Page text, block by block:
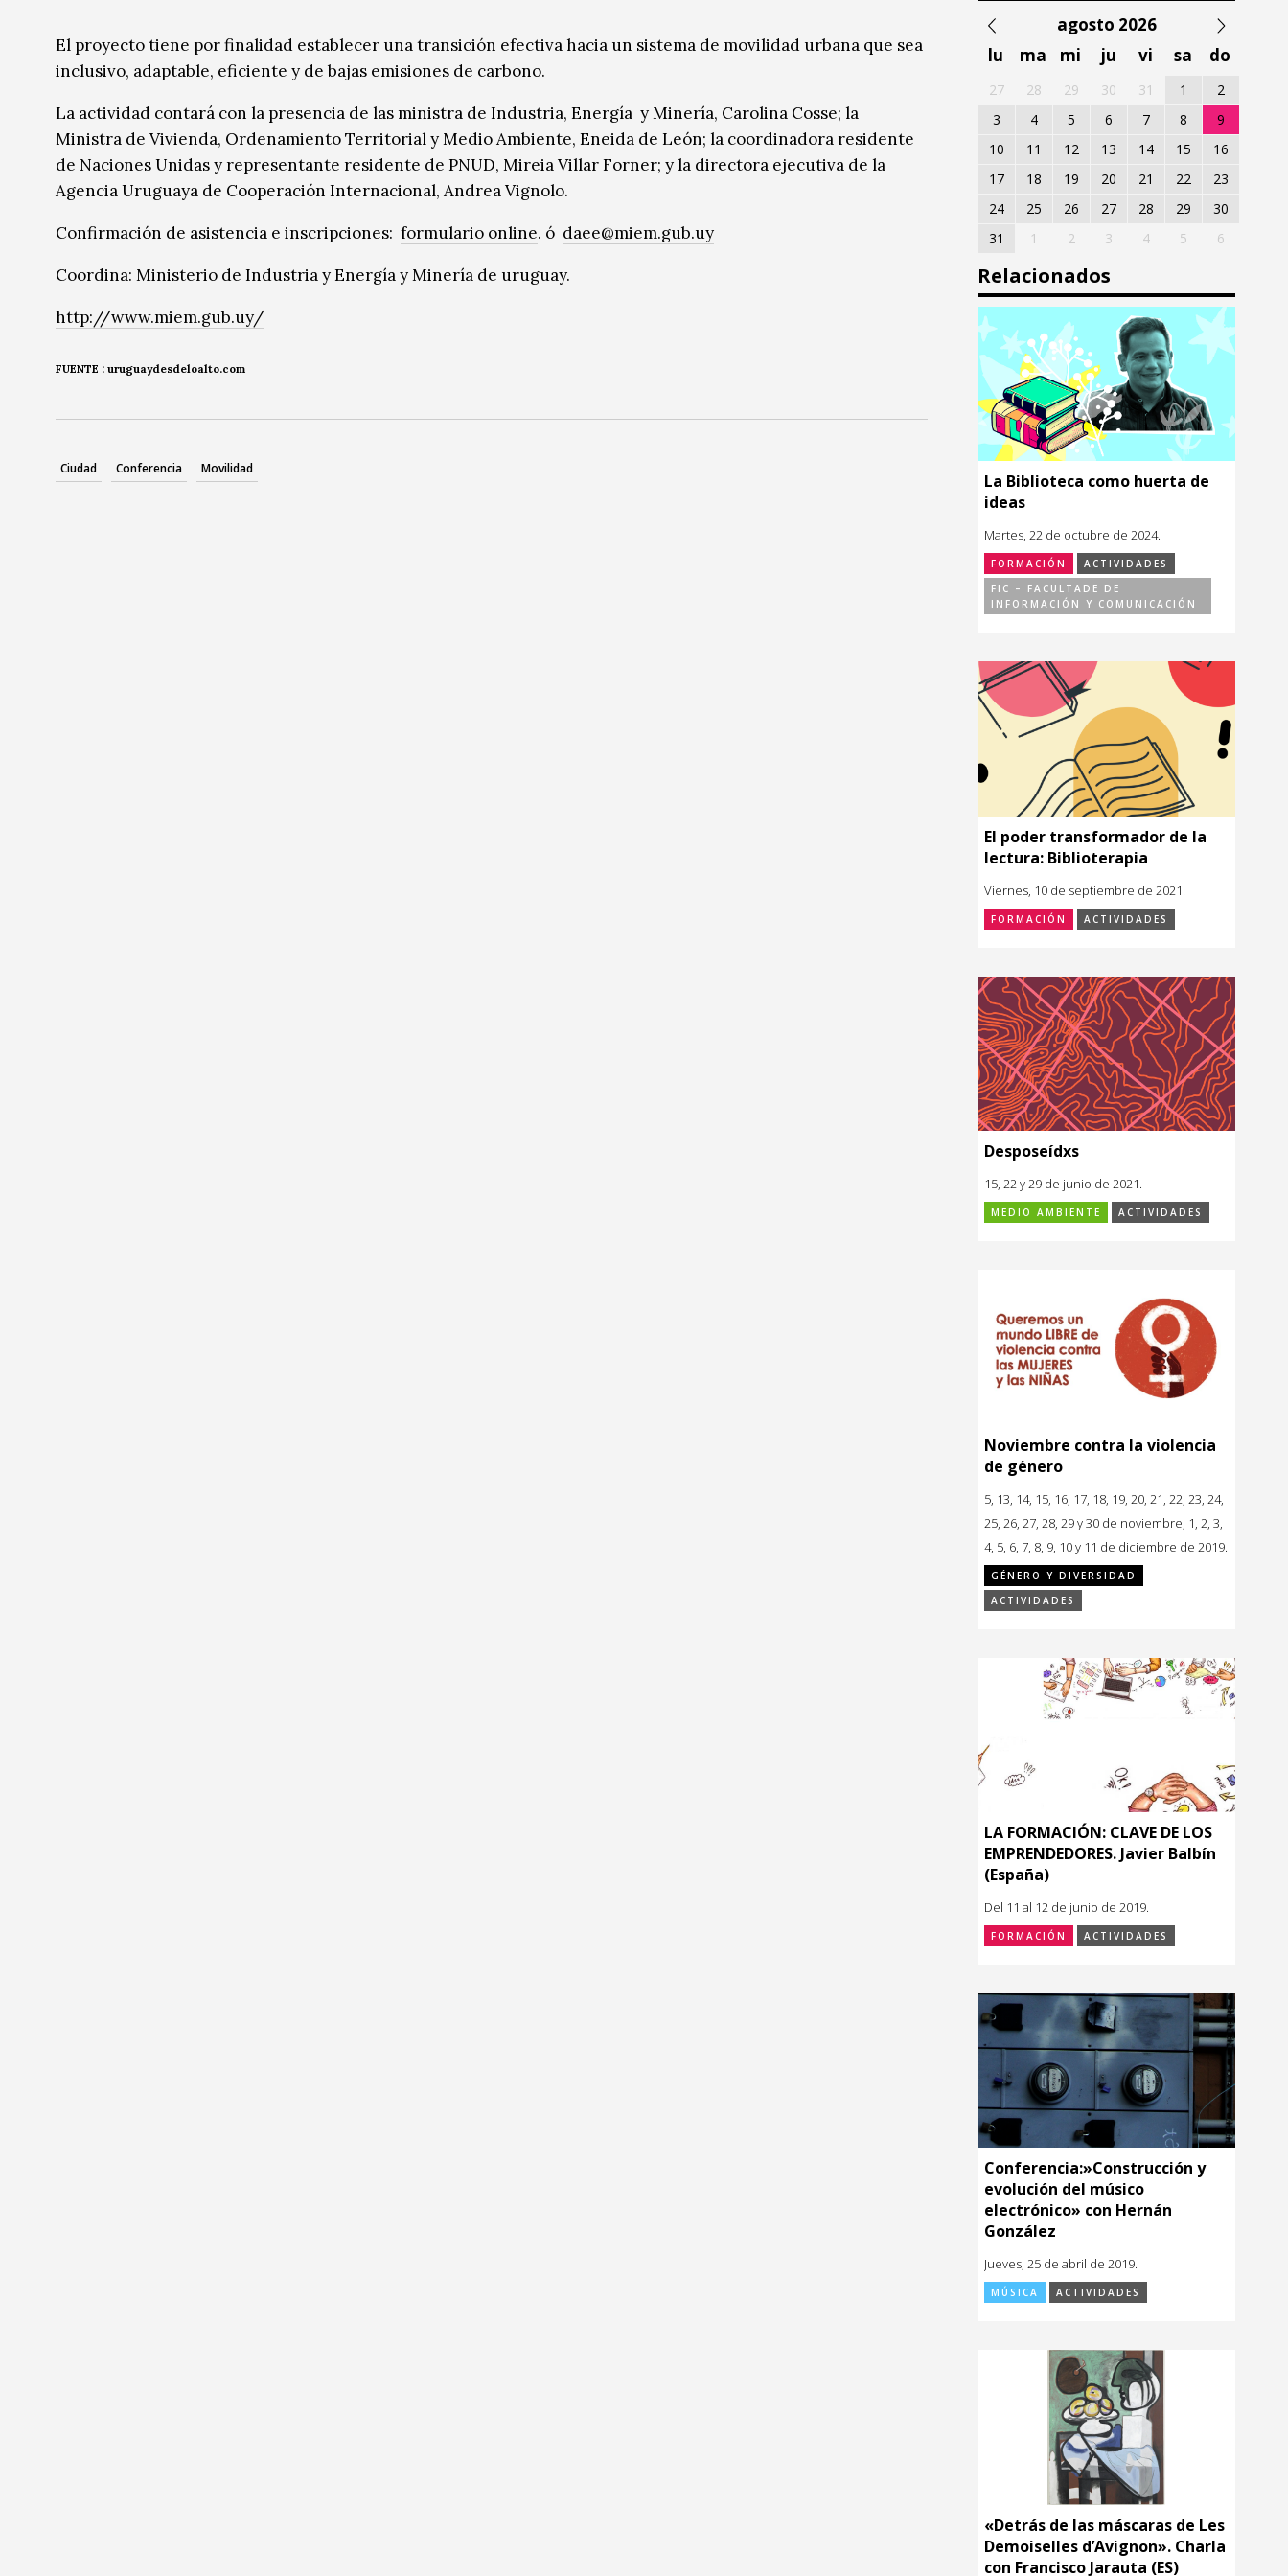
Sin categoría Sin categoría
El proyecto tiene por finalidad establecer una transición efectiva hacia un sistema de movilidad urbana que sea
inclusivo, adaptable, eficiente y de bajas emisiones de carbono.
La actividad contará con la presencia de las ministra de Industria, Energía y Minería, Carolina Cosse; la
Ministra de Vivienda, Ordenamiento Territorial y Medio Ambiente, Eneida de León; la coordinadora residente
de Naciones Unidas y representante residente de PNUD, Mireia Villar Forner; y la directora ejecutiva de la
Agencia Uruguaya de Cooperación Internacional, Andrea Vignolo.
Confirmación de asistencia e inscripciones: formulario online. ó daee@miem.gub.uy
Coordina: Ministerio de Industria y Energía y Minería de uruguay.
http://www.miem.gub.uy/
FUENTE : uruguaydesdeloalto.com
Ciudad Conferencia Movilidad
agosto 2026
lu
ma mi ju vi sa do
27 28 29 30 31 1
2
3
4 5 6 7 8
9
10
11 12 13 14 15
16
17
18 19 20 21 22
23
24
25 26 27 28 29
30
31
1 2 3 4 5 6
Relacionados
La Biblioteca como huerta de
ideas
Martes, 22 de octubre de 2024.
FORMACIÓN
ACTIVIDADES
FIC – FACULTADE DE
INFORMACIÓN Y COMUNICACIÓN
El poder transformador de la
lectura: Biblioterapia
Viernes, 10 de septiembre de 2021.
FORMACIÓN ACTIVIDADES
Desposeídxs
15, 22 y 29 de junio de 2021.
MEDIO AMBIENTE ACTIVIDADES
Noviembre contra la violencia
de género
5, 13, 14, 15, 16, 17, 18, 19, 20, 21, 22, 23, 24,
25, 26, 27, 28, 29 y 30 de noviembre, 1, 2, 3,
4, 5, 6, 7, 8, 9, 10 y 11 de diciembre de 2019.
GÉNERO Y DIVERSIDAD
ACTIVIDADES
LA FORMACIÓN: CLAVE DE LOS
EMPRENDEDORES. Javier Balbín
(España)
Del 11 al 12 de junio de 2019.
FORMACIÓN ACTIVIDADES
Conferencia:»Construcción y
evolución del músico
electrónico» con Hernán
González
Jueves, 25 de abril de 2019.
MÚSICA ACTIVIDADES
«Detrás de las máscaras de Les
Demoiselles d’Avignon». Charla
con Francisco Jarauta (ES)